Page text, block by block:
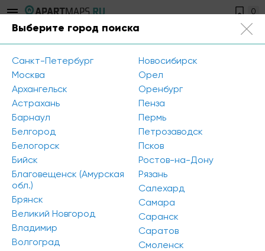
0
Главная/
Избранные объекты
Пока нет объектов
Выберите город поиска
Санкт-Петербург
Москва
Архангельск
Астрахань
Барнаул
Белгород
Белогорск
Бийск
Благовещенск (Амурская
обл.)
Брянск
Великий Новгород
Владимир
Волгоград
Новосибирск
Орел
Оренбург
Пенза
Пермь
Петрозаводск
Псков
Ростов-на-Дону
Рязань
Салехард
Самара
Саранск
Саратов
Смоленск